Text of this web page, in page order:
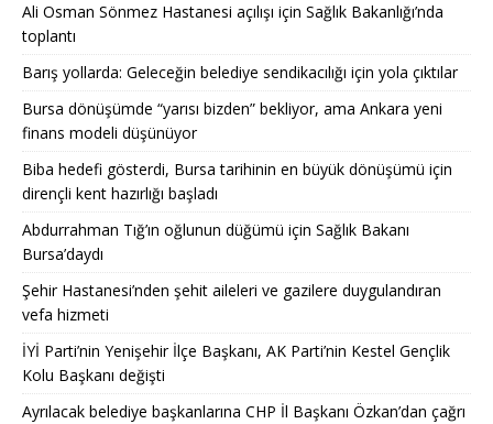
Ali Osman Sönmez Hastanesi açılışı için Sağlık Bakanlığı’nda
toplantı
Barış yollarda: Geleceğin belediye sendikacılığı için yola çıktılar
Bursa dönüşümde “yarısı bizden” bekliyor, ama Ankara yeni
finans modeli düşünüyor
Biba hedefi gösterdi, Bursa tarihinin en büyük dönüşümü için
dirençli kent hazırlığı başladı
Abdurrahman Tığ’ın oğlunun düğümü için Sağlık Bakanı
Bursa’daydı
Şehir Hastanesi’nden şehit aileleri ve gazilere duygulandıran
vefa hizmeti
İYİ Parti’nin Yenişehir İlçe Başkanı, AK Parti’nin Kestel Gençlik
Kolu Başkanı değişti
Ayrılacak belediye başkanlarına CHP İl Başkanı Özkan’dan çağrı